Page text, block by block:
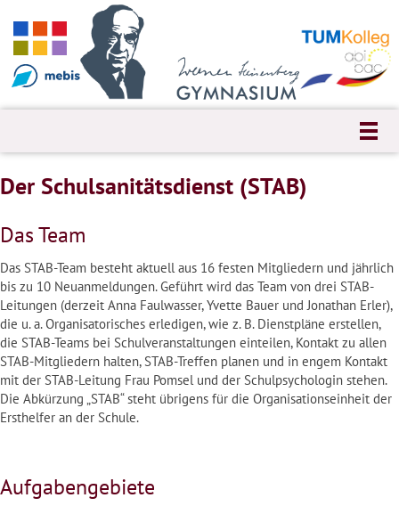
Der Schulsanitätsdienst (STAB)
Das Team
Das STAB-Team besteht aktuell aus 16 festen Mitgliedern und jährlich
bis zu 10 Neuanmeldungen. Geführt wird das Team von drei STAB-
Leitungen (derzeit Anna Faulwasser, Yvette Bauer und Jonathan Erler),
die u. a. Organisatorisches erledigen, wie z. B. Dienstpläne erstellen,
die STAB-Teams bei Schulveranstaltungen einteilen, Kontakt zu allen
STAB-Mitgliedern halten, STAB-Treffen planen und in engem Kontakt
mit der STAB-Leitung Frau Pomsel und der Schulpsychologin stehen.
Die Abkürzung „STAB“ steht übrigens für die Organisationseinheit der
Ersthelfer an der Schule.
Aufgabengebiete